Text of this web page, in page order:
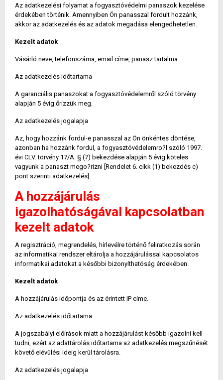
Az adatkezelési folyamat a fogyasztóvédelmi panaszok kezelése
érdekében történik. Amennyiben Ön panasszal fordult hozzánk,
akkor az adatkezelés és az adatok megadása elengedhetetlen.
Kezelt adatok
Vásárló neve, telefonszáma, email címe, panasz tartalma.
Az adatkezelés időtartama
A garanciális panaszokat a fogyasztóvédelemről szóló törvény
alapján 5 évig őrizzük meg.
Az adatkezelés jogalapja
Az, hogy hozzánk fordul-e panasszal az Ön önkéntes döntése,
azonban ha hozzánk fordul, a fogyasztóvédelemro?l szóló 1997.
évi CLV. törvény 17/A. § (7) bekezdése alapján 5 évig köteles
vagyunk a panaszt mego?rizni [Rendelet 6. cikk (1) bekezdés c)
pont szerinti adatkezelés].
A hozzájárulás
igazolhatóságával kapcsolatban
kezelt adatok
A regisztráció, megrendelés, hírlevélre történő feliratkozás során
az informatikai rendszer eltárolja a hozzájárulással kapcsolatos
informatikai adatokat a későbbi bizonyíthatóság érdekében.
Kezelt adatok
A hozzájárulás időpontja és az érintett IP címe.
Az adatkezelés időtartama
A jogszabályi előírások miatt a hozzájárulást később igazolni kell
tudni, ezért az adattárolás időtartama az adatkezelés megszűnését
követő elévülési ideig kerül tárolásra.
Az adatkezelés jogalapja